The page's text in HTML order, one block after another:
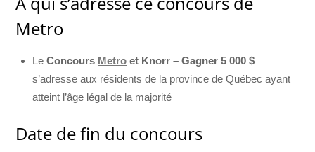
Metro
LeConcours Metro et Knorr – Gagner 5 000 $
s’adresse aux résidents de la province de Québec ayant
atteint l’âge légal de la majorité
Date de fin du concours